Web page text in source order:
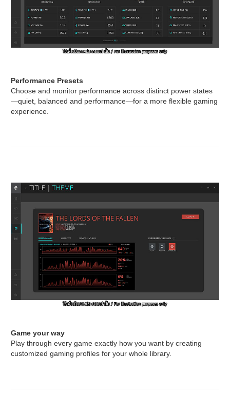
Performance Presets
Choose and monitor performance across distinct power states
—quiet, balanced and performance—for a more flexible gaming
experience.
Game your way
Play through every game exactly how you want by creating
customized gaming profiles for your whole library.